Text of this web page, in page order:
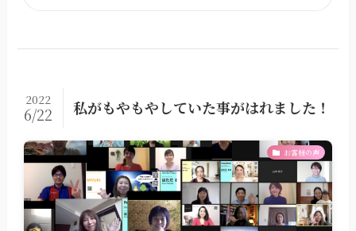
私がもやもやしていた事がはれました！
2022
6/22
お客様の声